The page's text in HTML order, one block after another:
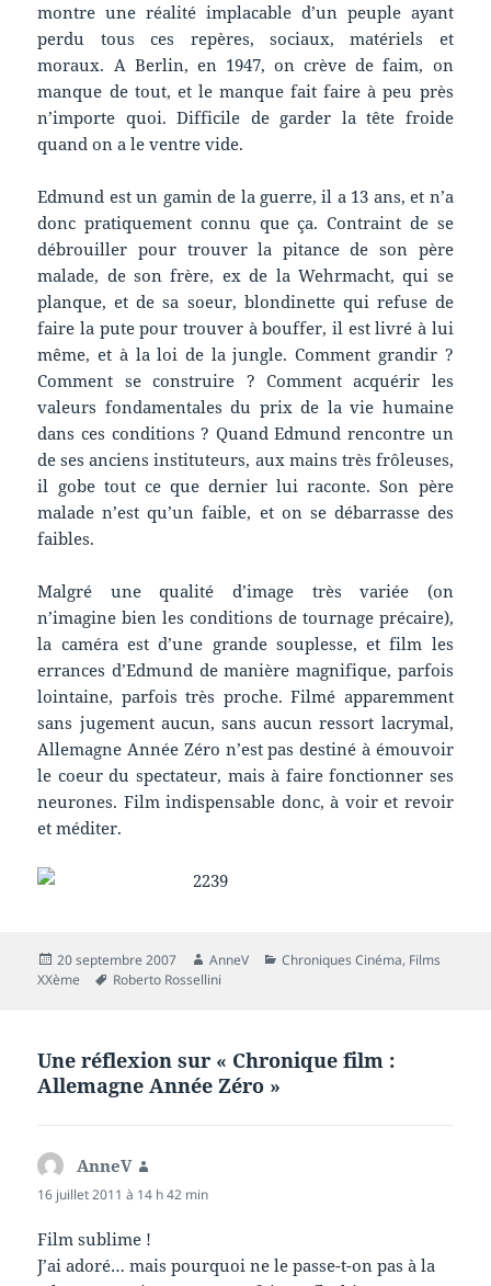
montre une réalité implacable d’un peuple ayant
perdu tous ces repères, sociaux, matériels et
moraux. A Berlin, en 1947, on crève de faim, on
manque de tout, et le manque fait faire à peu près
n’importe quoi. Difficile de garder la tête froide
quand on a le ventre vide.
Edmund est un gamin de la guerre, il a 13 ans, et n’a
donc pratiquement connu que ça. Contraint de se
débrouiller pour trouver la pitance de son père
malade, de son frère, ex de la Wehrmacht, qui se
planque, et de sa soeur, blondinette qui refuse de
faire la pute pour trouver à bouffer, il est livré à lui
même, et à la loi de la jungle. Comment grandir ?
Comment se construire ? Comment acquérir les
valeurs fondamentales du prix de la vie humaine
dans ces conditions ? Quand Edmund rencontre un
de ses anciens instituteurs, aux mains très frôleuses,
il gobe tout ce que dernier lui raconte. Son père
malade n’est qu’un faible, et on se débarrasse des
faibles.
Malgré une qualité d’image très variée (on
n’imagine bien les conditions de tournage précaire),
la caméra est d’une grande souplesse, et film les
errances d’Edmund de manière magnifique, parfois
lointaine, parfois très proche. Filmé apparemment
sans jugement aucun, sans aucun ressort lacrymal,
Allemagne Année Zéro n’est pas destiné à émouvoir
le coeur du spectateur, mais à faire fonctionner ses
neurones. Film indispensable donc, à voir et revoir
et méditer.
Publié
le
20 septembre 2007 Auteur
AnneV Catégories
Chroniques Cinéma, Films
XXème
Mots-
Roberto Rossellini
Une réflexion sur « Chronique film :
Allemagne Année Zéro »
AnneV
16 juillet 2011 à 14 h 42 min
Film sublime !
J’ai adoré… mais pourquoi ne le passe-t-on pas à la